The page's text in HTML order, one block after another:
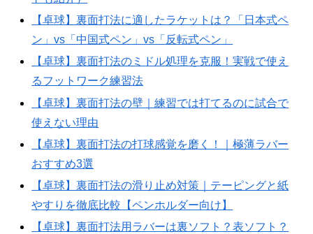
【卓球】裏面打法に適したラケットは？「日本式ペ
ン」vs「中国式ペン」vs「反転式ペン」
【卓球】裏面打法のミドル処理を克服！実戦で使え
るフットワーク練習法
【卓球】裏面打法の壁｜練習では打てるのに試合で
使えない理由
【卓球】裏面打法の打球感覚を磨く！｜極薄ラバー
おすすめ3選
【卓球】裏面打法の滑り止め対策｜テーピングと紙
やすりを徹底比較【ペンホルダー向け】
【卓球】裏面打法用ラバーは裏ソフト？表ソフト？